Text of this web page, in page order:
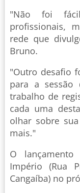
"Não foi
profissionais,
rede que
Bruno.
"Outro desafio
para a
trabalho de
cada uma
olhar sobre
mais."
O
Império (Rua
Cangaíba) no